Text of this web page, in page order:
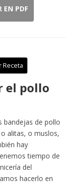
EN PDF
Receta
el pollo
bandejas de pollo
alitas, o muslos,
hay
tiempo de
del
hacerlo en